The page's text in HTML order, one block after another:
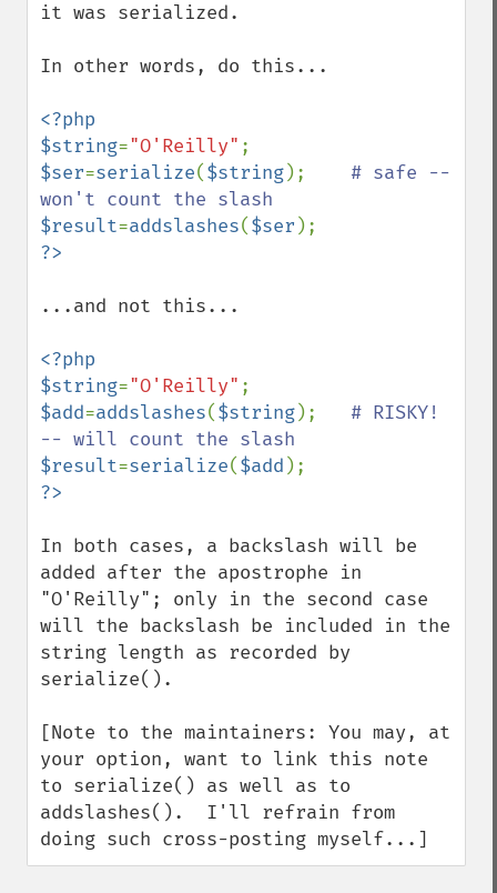
it was serialized.
In other words, do this...
<?php
$string="O'Reilly"
$ser=serialize($string); # safe --
$result=addslashes($ser
...and not this...
<?php
$string="O'Reilly"
$add=addslashes($string); # RISKY!
$result=serialize($add
In both cases, a backslash will be
added after the apostrophe in
"O'Reilly"; only in the second case
will the backslash be included in the
string length as recorded by
serialize().
[Note to the maintainers: You may, at
your option, want to link this note
to serialize() as well as to
addslashes().  I'll refrain from
doing such cross-posting myself...]